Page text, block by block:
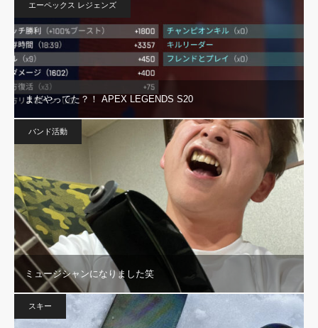
エーペックス レジェンズ
まだやってた？！ APEX LEGENDS S20
バンド活動
ミュージシャンになりました笑
スキー